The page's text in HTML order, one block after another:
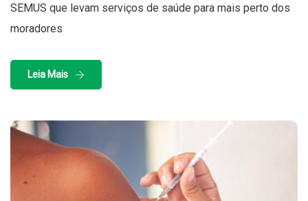
SEMUS que levam serviços de saúde para mais perto dos
moradores
Leia Mais